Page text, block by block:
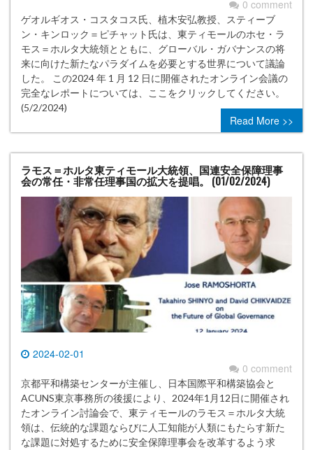
0 comment
ゲオルギオス・コスタコス氏、植木安弘教授、スティーブ
ン・キンロック＝ピチャット氏は、東ティモールのホセ・ラ
モス＝ホルタ大統領とともに、グローバル・ガバナンスの将
来に向けた新たなパラダイムを必要とする世界について議論
した。 この2024 年 1 月 12 日に開催されたオンライン会議の
完全なレポートについては、ここをクリックしてください。
(5/2/2024)
Read More >>
ラモス＝ホルタ東ティモール大統領、国連安全保障理事
会の常任・非常任理事国の拡大を提唱。 (01/02/2024)
2024-02-01
0 comment
京都平和構築センターが主催し、日本国際平和構築協会と
ACUNS東京事務所の後援により、2024年1月12日に開催され
たオンライン討論会で、東ティモールのラモス＝ホルタ大統
領は、伝統的な課題ならびに人工知能が人類にもたらす新た
な課題に対処するために安全保障理事会を改革するよう求